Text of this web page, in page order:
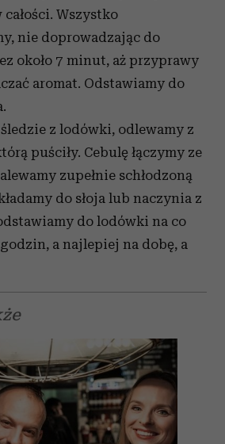
Wszystko
nie doprowadzając do
około 7 minut, aż przyprawy
aromat. Odstawiamy do
z lodówki, odlewamy z
puściły. Cebulę łączymy ze
zupełnie schłodzoną
do słoja lub naczynia z
do lodówki na co
a najlepiej na dobę, a